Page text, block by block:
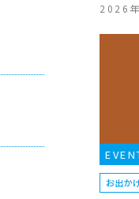
2026
お出か